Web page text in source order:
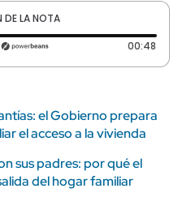
DE LA NOTA
0 segundos 00:48
el Gobierno prepara
el acceso a la vivienda
sus padres: por qué el
del hogar familiar